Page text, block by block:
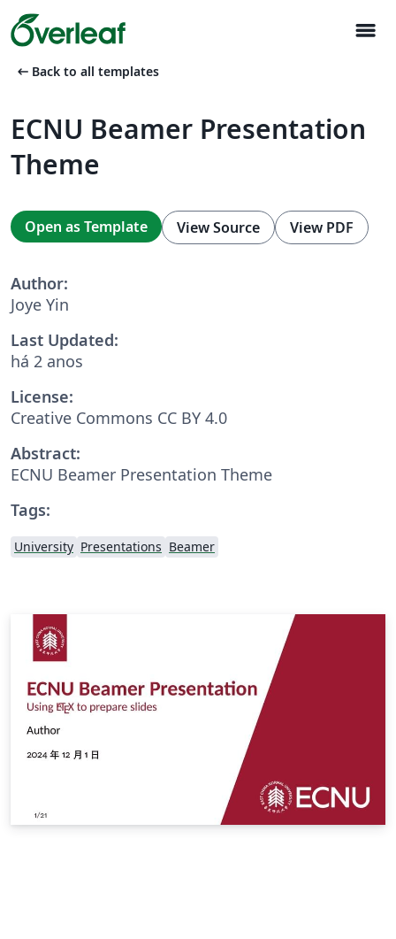
menu
arrow_left_alt Back to all templates
ECNU Beamer Presentation
Theme
Open as Template View Source View PDF
Author:
Joye Yin
Last Updated:
há 2 anos
License:
Creative Commons CC BY 4.0
Abstract:
ECNU Beamer Presentation Theme
Tags:
University Presentations Beamer